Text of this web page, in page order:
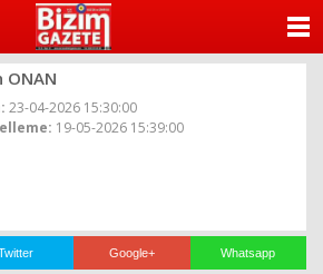
ONAN
23-04-2026 15:30:00
19-05-2026 15:39:00
Google+ Whatsapp
YAZARLAR